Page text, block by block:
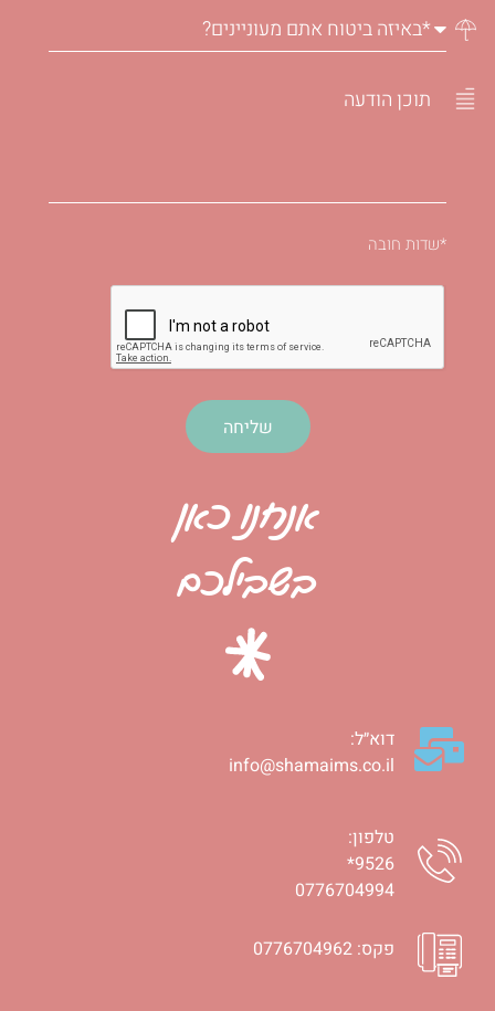
*שדות חובה
שליחה
אנחנו כאן
בשבילכם
דוא״ל:
info@shamaims.co.il
טלפון:
9526*
0776704994
פקס: 0776704962